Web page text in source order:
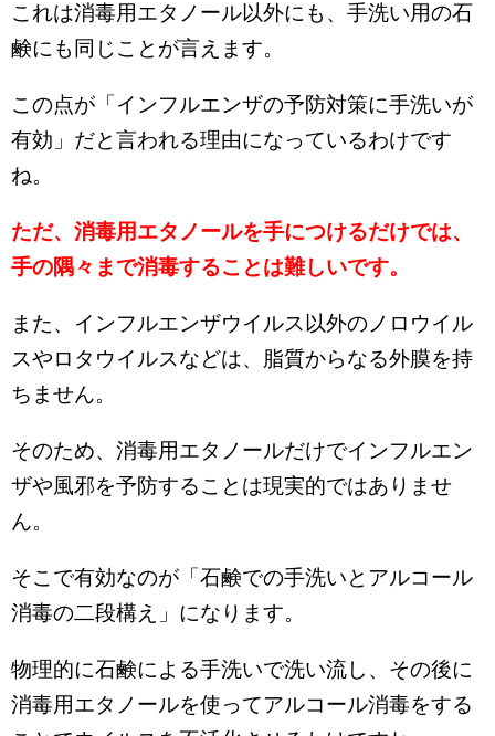
これは消毒用エタノール以外にも、手洗い用の石
鹸にも同じことが言えます。
この点が「インフルエンザの予防対策に手洗いが
有効」だと言われる理由になっているわけです
ね。
ただ、消毒用エタノールを手につけるだけでは、
手の隅々まで消毒することは難しいです。
また、インフルエンザウイルス以外のノロウイル
スやロタウイルスなどは、脂質からなる外膜を持
ちません。
そのため、消毒用エタノールだけでインフルエン
ザや風邪を予防することは現実的ではありませ
ん。
そこで有効なのが「石鹸での手洗いとアルコール
消毒の二段構え」になります。
物理的に石鹸による手洗いで洗い流し、その後に
消毒用エタノールを使ってアルコール消毒をする